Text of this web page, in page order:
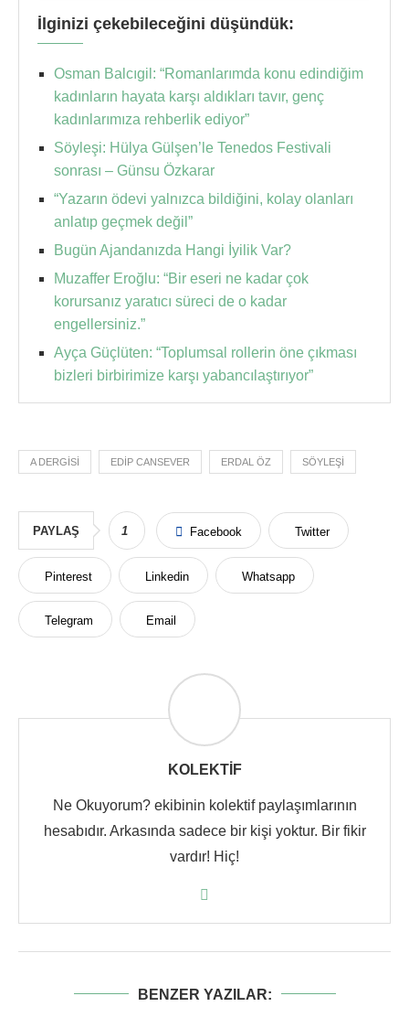
İlginizi çekebileceğini düşündük:
Osman Balcıgil: “Romanlarımda konu edindiğim
kadınların hayata karşı aldıkları tavır, genç
kadınlarımıza rehberlik ediyor”
Söyleşi: Hülya Gülşen’le Tenedos Festivali
sonrası – Günsu Özkarar
“Yazarın ödevi yalnızca bildiğini, kolay olanları
anlatıp geçmek değil”
Bugün Ajandanızda Hangi İyilik Var?
Muzaffer Eroğlu: “Bir eseri ne kadar çok
korursanız yaratıcı süreci de o kadar
engellersiniz.”
Ayça Güçlüten: “Toplumsal rollerin öne çıkması
bizleri birbirimize karşı yabancılaştırıyor”
A DERGISI EDIP CANSEVER ERDAL ÖZ SÖYLEŞI
PAYLAŞ 1 Facebook Twitter
Pinterest Linkedin Whatsapp
Telegram Email
KOLEKTIF
Ne Okuyorum? ekibinin kolektif paylaşımlarının
hesabıdır. Arkasında sadece bir kişi yoktur. Bir fikir
vardır! Hiç!
BENZER YAZILAR: